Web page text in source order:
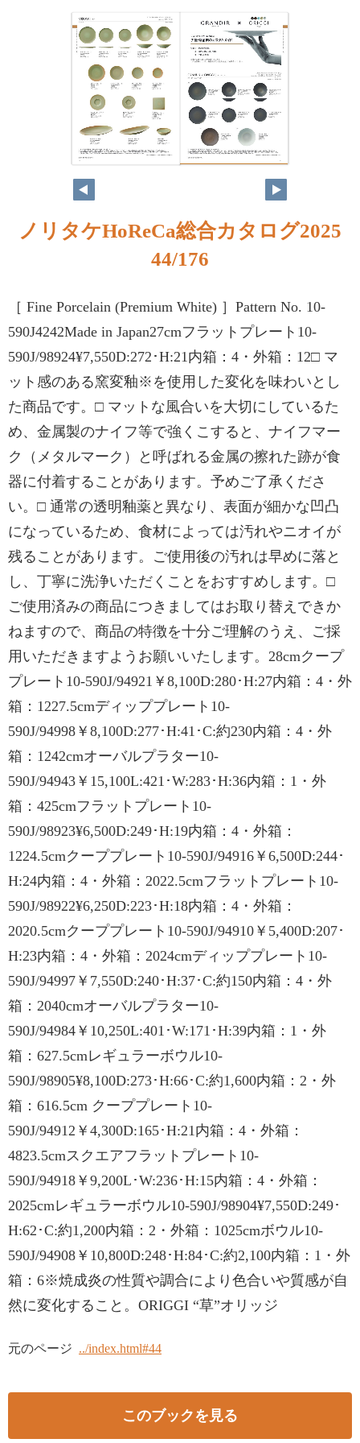
ノリタケHoReCa総合カタログ2025
44/176
［ Fine Porcelain (Premium White) ］Pattern No. 10-
590J4242Made in Japan27cmフラットプレート10-
590J/98924¥7,550D:272･H:21内箱：4・外箱：12□ マ
ット感のある窯変釉※を使用した変化を味わいとし
た商品です。□ マットな風合いを大切にしているた
め、金属製のナイフ等で強くこすると、ナイフマー
ク（メタルマーク）と呼ばれる金属の擦れた跡が食
器に付着することがあります。予めご了承くださ
い。□ 通常の透明釉薬と異なり、表面が細かな凹凸
になっているため、食材によっては汚れやニオイが
残ることがあります。ご使用後の汚れは早めに落と
し、丁寧に洗浄いただくことをおすすめします。□
ご使用済みの商品につきましてはお取り替えできか
ねますので、商品の特徴を十分ご理解のうえ、ご採
用いただきますようお願いいたします。28cmクープ
プレート10-590J/94921￥8,100D:280･H:27内箱：4・外
箱：1227.5cmディッププレート10-
590J/94998￥8,100D:277･H:41･C:約230内箱：4・外
箱：1242cmオーバルプラター10-
590J/94943￥15,100L:421･W:283･H:36内箱：1・外
箱：425cmフラットプレート10-
590J/98923¥6,500D:249･H:19内箱：4・外箱：
1224.5cmクーププレート10-590J/94916￥6,500D:244･
H:24内箱：4・外箱：2022.5cmフラットプレート10-
590J/98922¥6,250D:223･H:18内箱：4・外箱：
2020.5cmクーププレート10-590J/94910￥5,400D:207･
H:23内箱：4・外箱：2024cmディッププレート10-
590J/94997￥7,550D:240･H:37･C:約150内箱：4・外
箱：2040cmオーバルプラター10-
590J/94984￥10,250L:401･W:171･H:39内箱：1・外
箱：627.5cmレギュラーボウル10-
590J/98905¥8,100D:273･H:66･C:約1,600内箱：2・外
箱：616.5cm クーププレート10-
590J/94912￥4,300D:165･H:21内箱：4・外箱：
4823.5cmスクエアフラットプレート10-
590J/94918￥9,200L･W:236･H:15内箱：4・外箱：
2025cmレギュラーボウル10-590J/98904¥7,550D:249･
H:62･C:約1,200内箱：2・外箱：1025cmボウル10-
590J/94908￥10,800D:248･H:84･C:約2,100内箱：1・外
箱：6※焼成炎の性質や調合により色合いや質感が自
然に変化すること。ORIGGI “草”オリッジ
元のページ ../index.html#44
このブックを見る